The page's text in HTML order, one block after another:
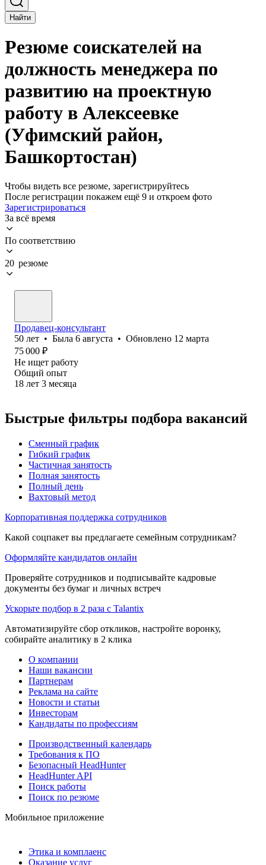
Найти
Резюме соискателей на
должность менеджера по
развитию на проектную
работу в Алексеевке
(Уфимский район,
Башкортостан)
Чтобы видеть все резюме, зарегистрируйтесь
После регистрации покажем ещё 9 и откроем фото
Зарегистрироваться
За всё время
По соответствию
20 резюме
Продавец-консультант
50 лет • Была 6 августа • Обновлено 12 марта
75 000 ₽
Не ищет работу
Общий опыт
18 лет 3 месяца
Быстрые фильтры подбора вакансий
Сменный график
Гибкий график
Частичная занятость
Полная занятость
Полный день
Вахтовый метод
Корпоративная поддержка сотрудников
Какой соцпакет вы предлагаете семейным сотрудникам?
Оформляйте кандидатов онлайн
Проверяйте сотрудников и подписывайте кадровые
документы без бумаг и личных встреч
Ускорьте подбор в 2 раза с Talantix
Автоматизируйте сбор откликов, настройте воронку,
собирайте аналитику в 2 клика
О компании
Наши вакансии
Партнерам
Реклама на сайте
Новости и статьи
Инвесторам
Кандидаты по профессиям
Производственный календарь
Требования к ПО
Безопасный HeadHunter
HeadHunter API
Поиск работы
Поиск по резюме
Мобильное приложение
Этика и комплаенс
Оказание услуг